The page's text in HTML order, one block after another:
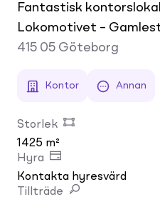
Fantastisk
Lokomotivet –
415 05 Göteborg
Kontor Annan
Storlek
1425 m²
Hyra
Kontakta hyresvärd
Tillträde